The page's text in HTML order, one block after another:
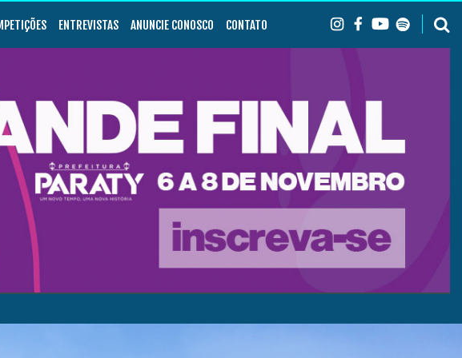
ENTREVISTAS ANUNCIE CONOSCO CONTATO